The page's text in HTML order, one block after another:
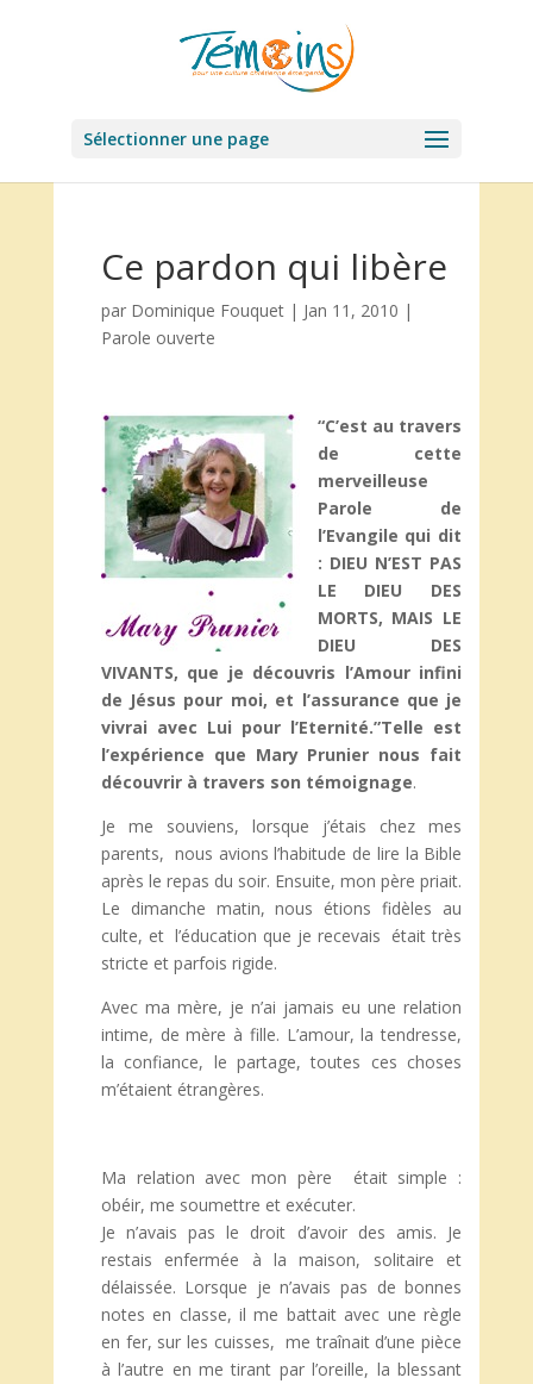
Sélectionner une page
Ce pardon qui libère
par Dominique Fouquet| Jan 11, 2010 |
Parole ouverte
“C’est au travers
de cette
merveilleuse
Parole de
l’Evangile qui dit
: DIEU N’EST PAS
LE DIEU DES
MORTS, MAIS LE
DIEU DES
VIVANTS, que je découvris l’Amour infini
de Jésus pour moi, et l’assurance que je
vivrai avec Lui pour l’Eternité.”Telle est
l’expérience que Mary Prunier nous fait
découvrir à travers son témoignage.
Je me souviens, lorsque j’étais chez mes
parents, nous avions l’habitude de lire la Bible
après le repas du soir. Ensuite, mon père priait.
Le dimanche matin, nous étions fidèles au
culte, et l’éducation que je recevais était très
stricte et parfois rigide.
Avec ma mère, je n’ai jamais eu une relation
intime, de mère à fille. L’amour, la tendresse,
la confiance, le partage, toutes ces choses
m’étaient étrangères.
Ma relation avec mon père était simple :
obéir, me soumettre et exécuter.
Je n’avais pas le droit d’avoir des amis. Je
restais enfermée à la maison, solitaire et
délaissée. Lorsque je n’avais pas de bonnes
notes en classe, il me battait avec une règle
en fer, sur les cuisses, me traînait d’une pièce
à l’autre en me tirant par l’oreille, la blessant